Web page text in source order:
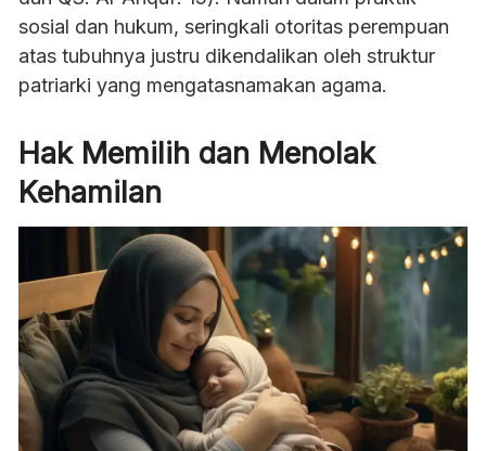
sosial dan hukum, seringkali otoritas perempuan
atas tubuhnya justru dikendalikan oleh struktur
patriarki yang mengatasnamakan agama.
Hak Memilih dan Menolak
Kehamilan